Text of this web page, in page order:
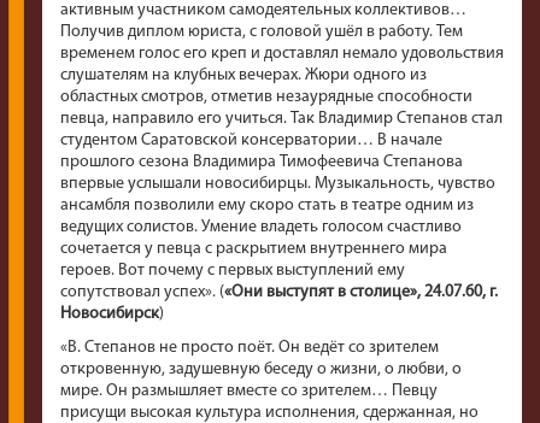
активным участником самодеятельных коллективов…
Получив диплом юриста, с головой ушёл в работу. Тем
временем голос его креп и доставлял немало удовольствия
слушателям на клубных вечерах. Жюри одного из
областных смотров, отметив незаурядные способности
певца, направило его учиться. Так Владимир Степанов стал
студентом Саратовской консерватории… В начале
прошлого сезона Владимира Тимофеевича Степанова
впервые услышали новосибирцы. Музыкальность, чувство
ансамбля позволили ему скоро стать в театре одним из
ведущих солистов. Умение владеть голосом счастливо
сочетается у певца с раскрытием внутреннего мира
героев. Вот почему с первых выступлений ему
сопутствовал успех». («Они выступят в столице», 24.07.60, г.
Новосибирск)
«В. Степанов не просто поёт. Он ведёт со зрителем
откровенную, задушевную беседу о жизни, о любви, о
мире. Он размышляет вместе со зрителем… Певцу
присущи высокая культура исполнения, сдержанная, но